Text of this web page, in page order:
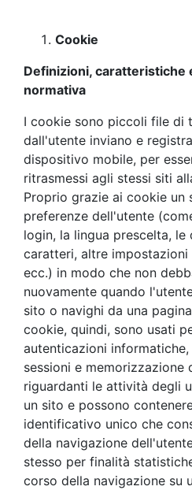
Cookie
Definizioni, caratteristiche
normativa
I cookie sono piccoli file di
dall'utente inviano e
dispositivo mobile, per
ritrasmessi agli stessi siti
Proprio grazie ai cookie un
preferenze dell'utente
login, la lingua prescelta, le
caratteri, altre impostazioni
ecc.) in modo che non
nuovamente quando
sito o navighi da una
cookie, quindi, sono usati
autenticazioni
sessioni e memorizzazione
riguardanti le attività degli
un sito e possono
identificativo unico che
della navigazione
stesso per finalità
corso della navigazione su